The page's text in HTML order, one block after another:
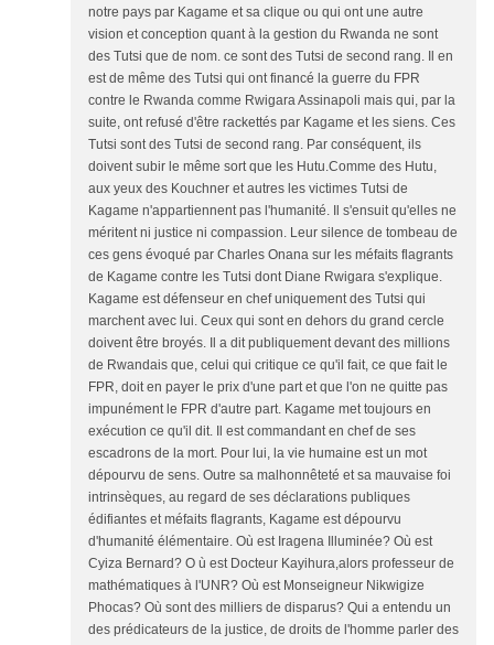
notre pays par Kagame et sa clique ou qui ont une autre
vision et conception quant à la gestion du Rwanda ne sont
des Tutsi que de nom. ce sont des Tutsi de second rang. Il en
est de même des Tutsi qui ont financé la guerre du FPR
contre le Rwanda comme Rwigara Assinapoli mais qui, par la
suite, ont refusé d'être rackettés par Kagame et les siens. Ces
Tutsi sont des Tutsi de second rang. Par conséquent, ils
doivent subir le même sort que les Hutu.Comme des Hutu,
aux yeux des Kouchner et autres les victimes Tutsi de
Kagame n'appartiennent pas l'humanité. Il s'ensuit qu'elles ne
méritent ni justice ni compassion. Leur silence de tombeau de
ces gens évoqué par Charles Onana sur les méfaits flagrants
de Kagame contre les Tutsi dont Diane Rwigara s'explique.
Kagame est défenseur en chef uniquement des Tutsi qui
marchent avec lui. Ceux qui sont en dehors du grand cercle
doivent être broyés. Il a dit publiquement devant des millions
de Rwandais que, celui qui critique ce qu'il fait, ce que fait le
FPR, doit en payer le prix d'une part et que l'on ne quitte pas
impunément le FPR d'autre part. Kagame met toujours en
exécution ce qu'il dit. Il est commandant en chef de ses
escadrons de la mort. Pour lui, la vie humaine est un mot
dépourvu de sens. Outre sa malhonnêteté et sa mauvaise foi
intrinsèques, au regard de ses déclarations publiques
édifiantes et méfaits flagrants, Kagame est dépourvu
d'humanité élémentaire. Où est Iragena Illuminée? Où est
Cyiza Bernard? O ù est Docteur Kayihura,alors professeur de
mathématiques à l'UNR? Où est Monseigneur Nikwigize
Phocas? Où sont des milliers de disparus? Qui a entendu un
des prédicateurs de la justice, de droits de l'homme parler des